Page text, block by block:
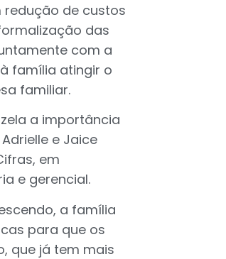
de custos
das
com a
família atingir o
familiar.
a importância
e Jaice
em
e gerencial.
a família
para que os
que já tem mais